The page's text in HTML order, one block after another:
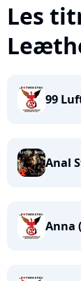
Les
99
Anal
Anna